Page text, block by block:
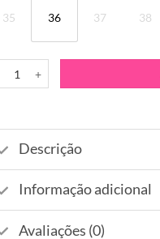
35 36 37 38
Descrição
Informação adicional
Avaliações (0)